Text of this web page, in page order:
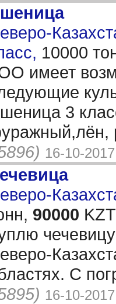
10000
имеет
3
16-10-2017
90000
С
16-10-2017